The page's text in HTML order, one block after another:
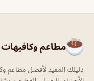
مطاعم وكافيهات
دليلك المفيد لأفضل مطاعم